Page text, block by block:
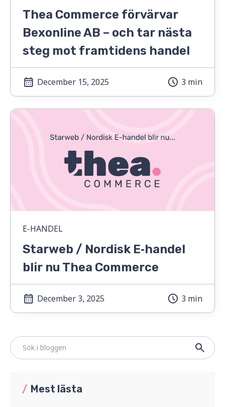
Thea Commerce förvärvar
Bexonline AB – och tar nästa
steg mot framtidens handel
December 15, 2025 3 min
E-HANDEL
Starweb / Nordisk E‑handel
blir nu Thea Commerce
December 3, 2025 3 min
/ Mest lästa